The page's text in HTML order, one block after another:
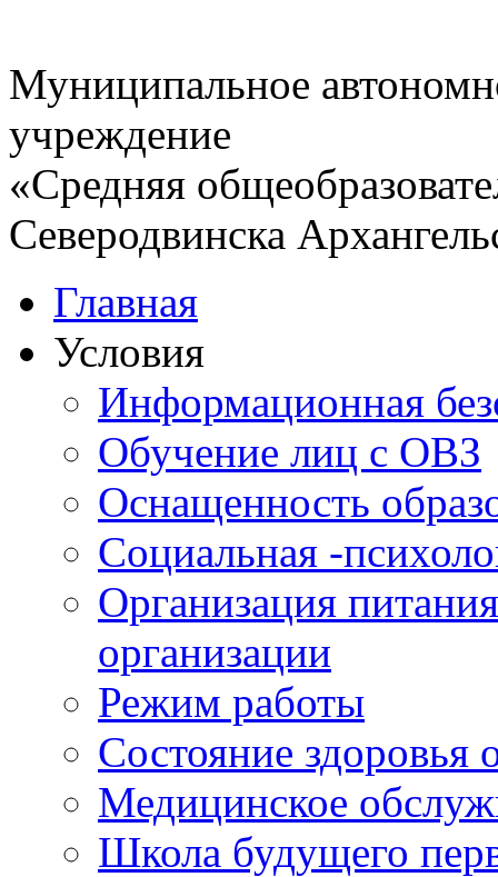
Муниципальное
учреждение
«Средняя
Северодвинска
Главная
Условия
Информационная
Обучение лиц с ОВЗ
Оснащенность
Социальная -
Организация
организации
Режим работы
Состояние
Медицинское
Школа будущего